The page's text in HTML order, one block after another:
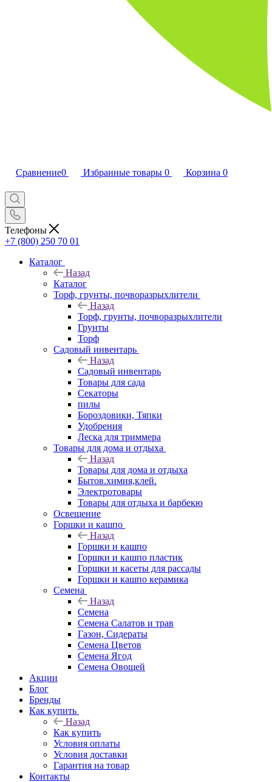
Сравнение0 Избранные товары 0 Корзина 0
Телефоны
+7 (800) 250 70 01
Каталог
Назад
Каталог
Торф, грунты, почворазрыхлители
Назад
Торф, грунты, почворазрыхлители
Грунты
Торф
Садовый инвентарь
Назад
Садовый инвентарь
Товары для сада
Секаторы
пилы
Бороздовики, Тяпки
Удобрения
Леска для триммера
Товары для дома и отдыха
Назад
Товары для дома и отдыха
Бытов.химия,клей.
Электротовары
Товары для отдыха и барбекю
Освещение
Горшки и кашпо
Назад
Горшки и кашпо
Горшки и кашпо пластик
Горшки и касеты для рассады
Горшки и кашпо керамика
Семена
Назад
Семена
Семена Салатов и трав
Газон, Сидераты
Семена Цветов
Семена Ягод
Семена Овощей
Акции
Блог
Бренды
Как купить
Назад
Как купить
Условия оплаты
Условия доставки
Гарантия на товар
Контакты